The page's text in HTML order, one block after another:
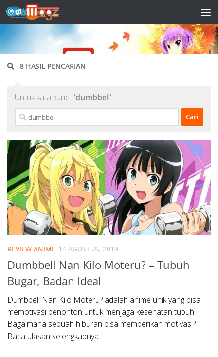
Skip to content
8 HASIL PENCARIAN
Untuk kata kunci "dumbbel".
Cari
untuk:
REVIEW ANIME 14 AGUSTUS, 2019
Dumbbell Nan Kilo Moteru? – Tubuh
Bugar, Badan Ideal
Dumbbell Nan Kilo Moteru? adalah anime unik yang bisa
memotivasi penonton untuk menjaga kesehatan tubuh.
Bagaimana sebuah hiburan bisa memberikan motivasi?
Baca ulasan selengkapnya.